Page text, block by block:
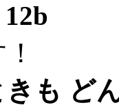
きも ど